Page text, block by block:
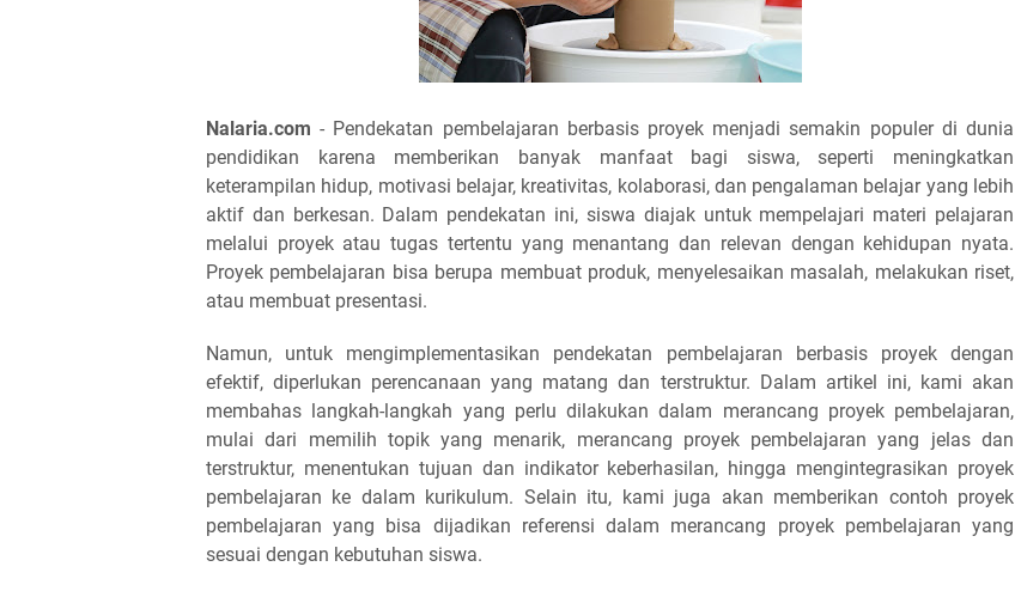
Nalaria.com - Pendekatan pembelajaran berbasis proyek menjadi semakin populer di dunia
pendidikan karena memberikan banyak manfaat bagi siswa, seperti meningkatkan
keterampilan hidup, motivasi belajar, kreativitas, kolaborasi, dan pengalaman belajar yang lebih
aktif dan berkesan. Dalam pendekatan ini, siswa diajak untuk mempelajari materi pelajaran
melalui proyek atau tugas tertentu yang menantang dan relevan dengan kehidupan nyata.
Proyek pembelajaran bisa berupa membuat produk, menyelesaikan masalah, melakukan riset,
atau membuat presentasi.
Namun, untuk mengimplementasikan pendekatan pembelajaran berbasis proyek dengan
efektif, diperlukan perencanaan yang matang dan terstruktur. Dalam artikel ini, kami akan
membahas langkah-langkah yang perlu dilakukan dalam merancang proyek pembelajaran,
mulai dari memilih topik yang menarik, merancang proyek pembelajaran yang jelas dan
terstruktur, menentukan tujuan dan indikator keberhasilan, hingga mengintegrasikan proyek
pembelajaran ke dalam kurikulum. Selain itu, kami juga akan memberikan contoh proyek
pembelajaran yang bisa dijadikan referensi dalam merancang proyek pembelajaran yang
sesuai dengan kebutuhan siswa.